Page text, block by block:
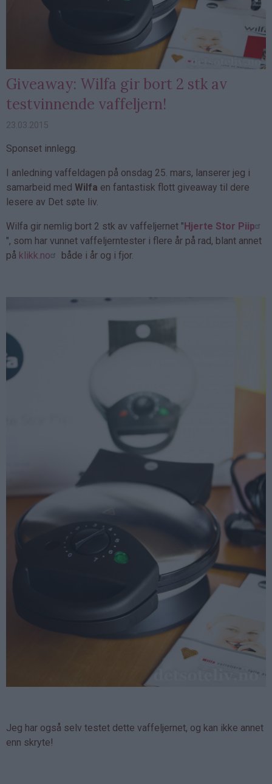
Giveaway: Wilfa gir bort 2 stk av
testvinnende vaffeljern!
23.03.2015
Sponset innlegg.
I anledning vaffeldagen på onsdag 25. mars, lanserer jeg i
samarbeid med Wilfa en fantastisk flott giveaway til dere
lesere av Det søte liv.
Wilfa gir nemlig bort 2 stk av vaffeljernet "Hjerte Stor Piip
", som har vunnet vaffeljerntester i flere år på rad, blant annet
på klikk.no både i år og i fjor.
Jeg har også selv testet dette vaffeljernet, og kan ikke annet
enn skryte!